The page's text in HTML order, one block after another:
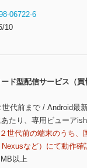
06722-6
10
ド型配信サービス（買
代前まで / Android最
たり、専用ビューア
世代前の端末のうち、
など）にて動作確
以上